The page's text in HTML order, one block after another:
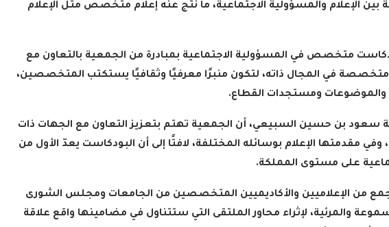
بين الإعلام والمسؤولية الاجتماعية، ما نتج عنه إعلام متخصص مثل الإعلام
متخصص في المسؤولية الاجتماعية بمبادرة من الجمعية بالتعاون مع
في المجال ذاته، لتكون منبرًا معرفيًا وثقافيًا يستكتب المتخصصين،
والموضوعات ومستجدات القطاع.
سعود بن حسين السبيعي، أن الجمعية تهتم بتعزيز التعاون مع الجهات ذات
وفي مقدمتها الإعلام بوسائله المختلفة، لافتًا إلى أن البودكاست يعدّ الأول من
على مستوى المملكة.
من الإعلاميين والأكاديميين المتخصصين من الجامعات ومجلس الشورى
والمرئية، لإثراء محاور الملتقى التي ستتناول في مضامينها واقع علاقة
عام منظمة التعاون الإسلامي
يدعو الدول الأعضاء...
2022-04-12
الدارسون باكاديمية اتحاد اذاعات
وتليفزيونات التعاون الإسلامي
يؤدون ...